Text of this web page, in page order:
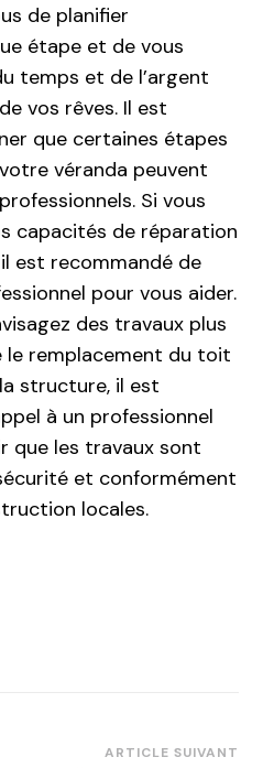
de planifier
étape et de vous
temps et de l’argent
vos rêves. Il est
que certaines étapes
véranda peuvent
Si vous
capacités de réparation
est recommandé de
pour vous aider.
des travaux plus
remplacement du toit
structure, il est
à un professionnel
que les travaux sont
et conformément
locales.
ARTICLE SUIVANT